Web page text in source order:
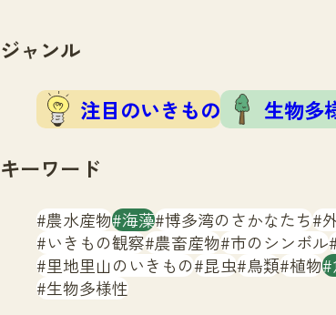
ジャンル
注目のいきもの 生物多
キーワード
農水産物 海藻 博多湾のさかなたち
いきもの観察 農畜産物 市のシンボル
里地里山のいきもの 昆虫 鳥類 植物
生物多様性